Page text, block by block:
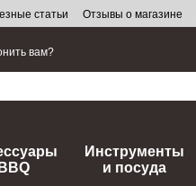
статьи Отзывы о магазине
вам?
BBQ
Инструменты
и посуда